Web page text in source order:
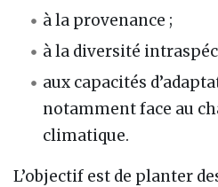
à la provenance ;
à la diversité
aux capacités
notamment face au
climatique.
L’objectif est de planter